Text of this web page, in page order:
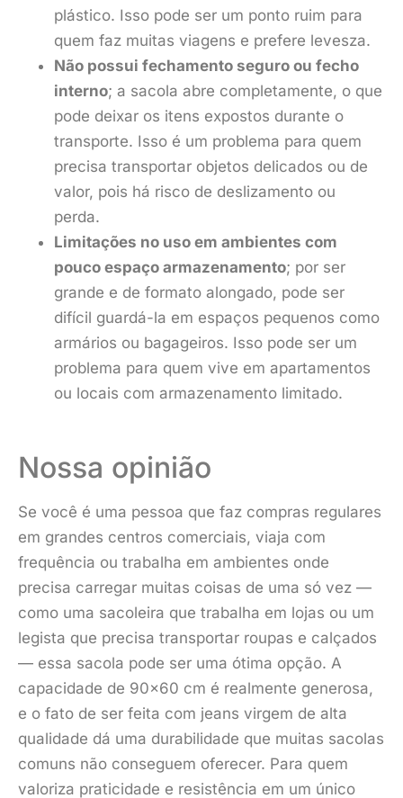
plástico. Isso pode ser um ponto ruim para
quem faz muitas viagens e prefere levesza.
Não possui fechamento seguro ou fecho
interno; a sacola abre completamente, o que
pode deixar os itens expostos durante o
transporte. Isso é um problema para quem
precisa transportar objetos delicados ou de
valor, pois há risco de deslizamento ou
perda.
Limitações no uso em ambientes com
pouco espaço armazenamento; por ser
grande e de formato alongado, pode ser
difícil guardá-la em espaços pequenos como
armários ou bagageiros. Isso pode ser um
problema para quem vive em apartamentos
ou locais com armazenamento limitado.
Nossa opinião
Se você é uma pessoa que faz compras regulares
em grandes centros comerciais, viaja com
frequência ou trabalha em ambientes onde
precisa carregar muitas coisas de uma só vez —
como uma sacoleira que trabalha em lojas ou um
legista que precisa transportar roupas e calçados
— essa sacola pode ser uma ótima opção. A
capacidade de 90×60 cm é realmente generosa,
e o fato de ser feita com jeans virgem de alta
qualidade dá uma durabilidade que muitas sacolas
comuns não conseguem oferecer. Para quem
valoriza praticidade e resistência em um único